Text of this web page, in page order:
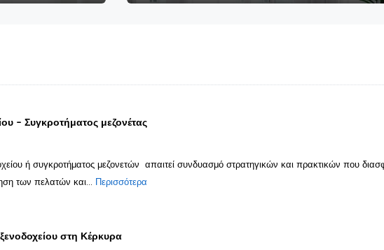
– Συγκροτήματος μεζονέτας
ή συγκροτήματος μεζονετών απαιτεί συνδυασμό στρατηγικών και πρακτικών που
των πελατών και... Περισσότερα
στη Κέρκυρα